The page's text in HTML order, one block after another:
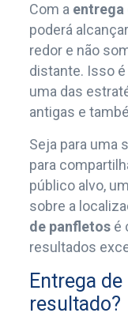
Com a entrega
poderá
redor e não
distante. Isso
uma das
antigas e
Seja para uma
para
público alvo,
sobre a
de panfletosé
resultados
Entrega
resultado?